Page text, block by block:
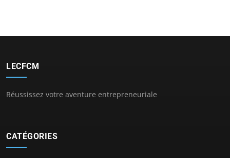
LECFCM
Réussissez votre aventure entrepreneuriale
CATÉGORIES